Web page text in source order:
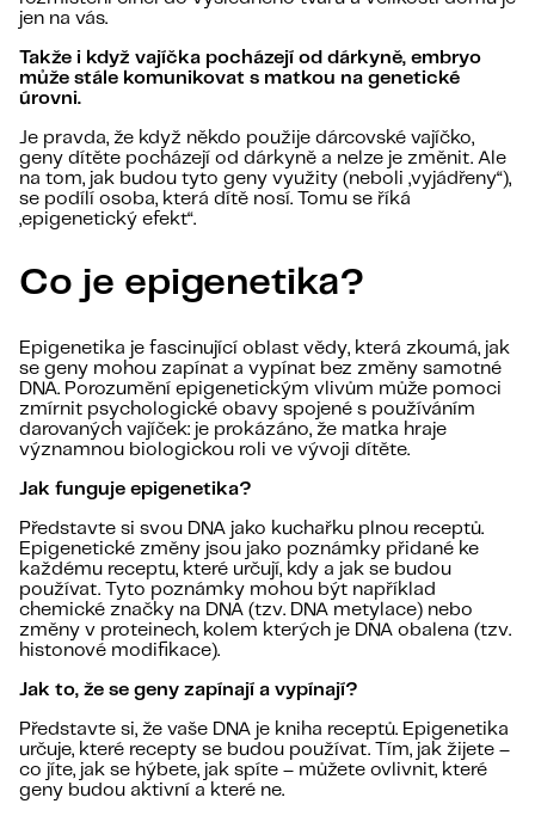
jen na vás.
Takže i když vajíčka pocházejí od dárkyně, embryo
může stále komunikovat s matkou na genetické
úrovni.
Je pravda, že když někdo použije dárcovské vajíčko,
geny dítěte pocházejí od dárkyně a nelze je změnit. Ale
na tom, jak budou tyto geny využity (neboli „vyjádřeny“),
se podílí osoba, která dítě nosí. Tomu se říká
„epigenetický efekt“.
Co je epigenetika?
Epigenetika je fascinující oblast vědy, která zkoumá, jak
se geny mohou zapínat a vypínat bez změny samotné
DNA. Porozumění epigenetickým vlivům může pomoci
zmírnit psychologické obavy spojené s používáním
darovaných vajíček: je prokázáno, že matka hraje
významnou biologickou roli ve vývoji dítěte.
Jak funguje epigenetika?
Představte si svou DNA jako kuchařku plnou receptů.
Epigenetické změny jsou jako poznámky přidané ke
každému receptu, které určují, kdy a jak se budou
používat. Tyto poznámky mohou být například
chemické značky na DNA (tzv. DNA metylace) nebo
změny v proteinech, kolem kterých je DNA obalena (tzv.
histonové modifikace).
Jak to, že se geny zapínají a vypínají?
Představte si, že vaše DNA je kniha receptů. Epigenetika
určuje, které recepty se budou používat. Tím, jak žijete –
co jíte, jak se hýbete, jak spíte – můžete ovlivnit, které
geny budou aktivní a které ne.